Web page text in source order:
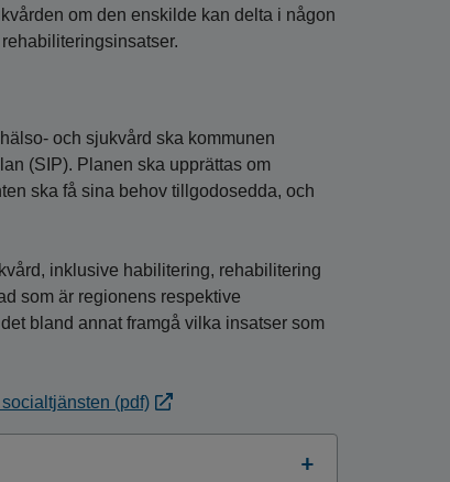
om den enskilde kan delta i någon
och sjukvård ska kommunen
(SIP). Planen ska upprättas om
ska få sina behov tillgodosedda, och
inklusive habilitering, rehabilitering
som är regionens respektive
bland annat framgå vilka insatser som
(pdf)